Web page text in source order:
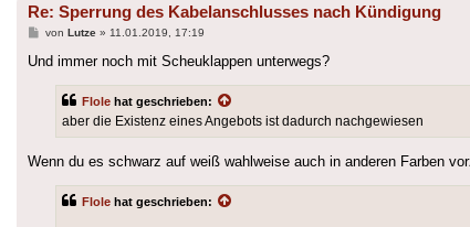
Re: Sperrung des Kabelanschlusses nach Kündigung
Beitrag
von Lutze» 11.01.2019, 17:19
Und immer noch mit Scheuklappen unterwegs?
Flole hat geschrieben:
aber die Existenz eines Angebots ist dadurch nachgewiesen
Wenn du es schwarz auf weiß wahlweise auch in anderen Farben
Flole hat geschrieben: